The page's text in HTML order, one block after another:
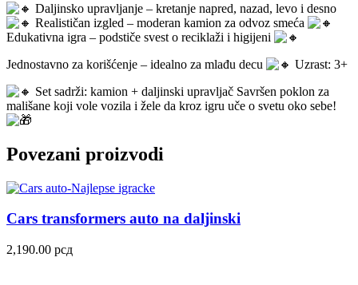
Daljinsko upravljanje – kretanje napred, nazad, levo i desno
Realističan izgled – moderan kamion za odvoz smeća
Edukativna igra – podstiče svest o reciklaži i higijeni
Jednostavno za korišćenje – idealno za mlađu decu
Uzrast: 3+
Set sadrži: kamion + daljinski upravljač Savršen poklon za
mališane koji vole vozila i žele da kroz igru uče o svetu oko sebe!
Povezani proizvodi
Cars transformers auto na daljinski
2,190.00 рсд